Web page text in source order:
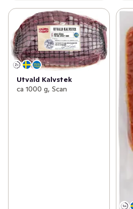
Utvald Kalvstek
ca 1000 g, Scan